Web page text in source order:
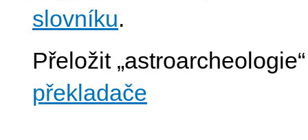
slovníku.
Přeložit
překladače